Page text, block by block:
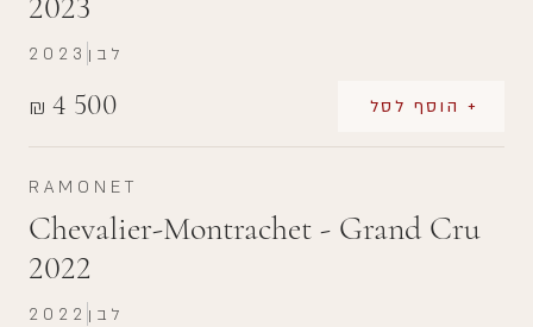
₪ 4 500 + הוסף לסל
2023 לבן
RAMONET
Chevalier-Montrachet - Grand Cru
2022
2022 לבן